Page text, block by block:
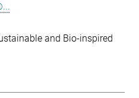
and Bio-inspired